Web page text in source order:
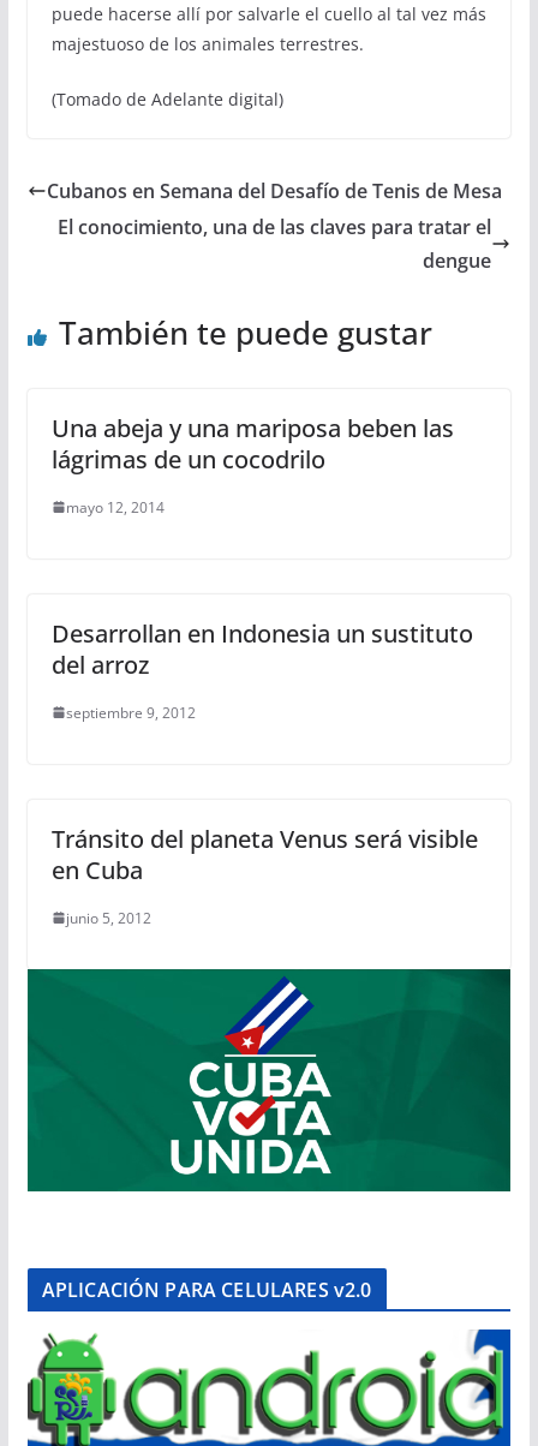
puede hacerse allí por salvarle el cuello al tal vez más
majestuoso de los animales terrestres.
(Tomado de Adelante digital)
Cubanos en Semana del Desafío de Tenis de Mesa
El conocimiento, una de las claves para tratar el
dengue
También te puede gustar
Una abeja y una mariposa beben las
lágrimas de un cocodrilo
mayo 12, 2014
Desarrollan en Indonesia un sustituto
del arroz
septiembre 9, 2012
Tránsito del planeta Venus será visible
en Cuba
junio 5, 2012
APLICACIÓN PARA CELULARES v2.0